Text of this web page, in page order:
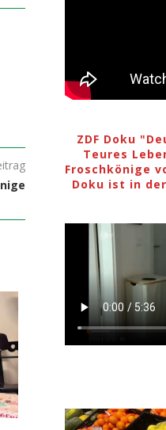
ZDF Doku
Teures
Froschkönige
Doku ist in